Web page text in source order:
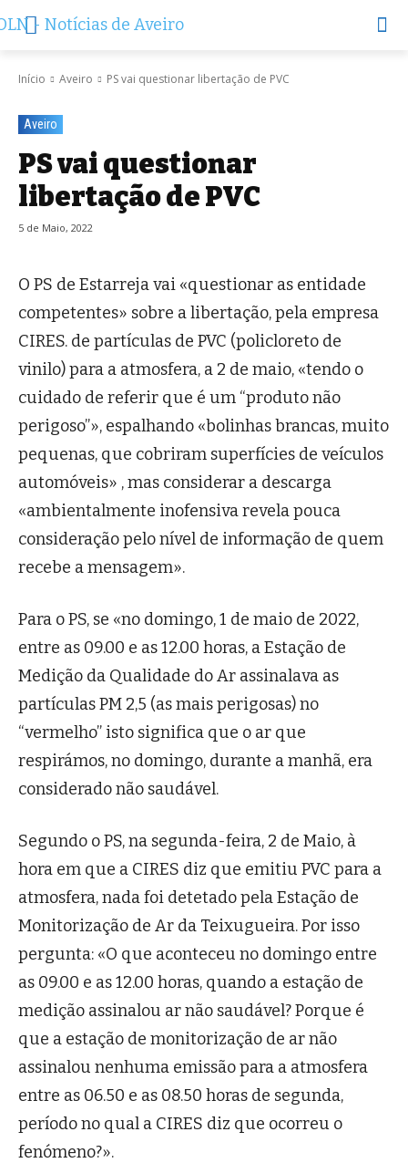
Início Aveiro PS vai questionar libertação de PVC
Aveiro
PS vai questionar
libertação de PVC
5 de Maio, 2022
O PS de Estarreja vai «questionar as entidade
competentes» sobre a libertação, pela empresa
CIRES. de partículas de PVC (policloreto de
vinilo) para a atmosfera, a 2 de maio, «tendo o
cuidado de referir que é um “produto não
perigoso”», espalhando «bolinhas brancas, muito
pequenas, que cobriram superfícies de veículos
automóveis» , mas considerar a descarga
«ambientalmente inofensiva revela pouca
consideração pelo nível de informação de quem
recebe a mensagem».
Para o PS, se «no domingo, 1 de maio de 2022,
entre as 09.00 e as 12.00 horas, a Estação de
Medição da Qualidade do Ar assinalava as
partículas PM 2,5 (as mais perigosas) no
“vermelho” isto significa que o ar que
respirámos, no domingo, durante a manhã, era
considerado não saudável.
Segundo o PS, na segunda-feira, 2 de Maio, à
hora em que a CIRES diz que emitiu PVC para a
atmosfera, nada foi detetado pela Estação de
Monitorização de Ar da Teixugueira. Por isso
pergunta: «O que aconteceu no domingo entre
as 09.00 e as 12.00 horas, quando a estação de
medição assinalou ar não saudável? Porque é
que a estação de monitorização de ar não
assinalou nenhuma emissão para a atmosfera
entre as 06.50 e as 08.50 horas de segunda,
período no qual a CIRES diz que ocorreu o
fenómeno?».